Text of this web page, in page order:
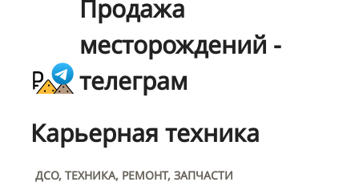
Продажа
месторождений -
телеграм
Карьерная техника
ДСО, ТЕХНИКА, РЕМОНТ, ЗАПЧАСТИ